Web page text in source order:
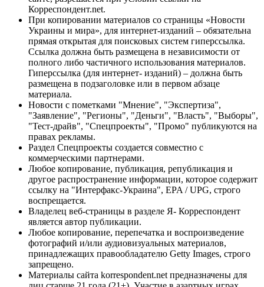
Корреспондент.net.
При копировании материалов со страницы «Новости
Украины и мира», для интернет-изданий – обязательна
прямая открытая для поисковых систем гиперссылка.
Ссылка должна быть размещена в независимости от
полного либо частичного использования материалов.
Гиперссылка (для интернет- изданий) – должна быть
размещена в подзаголовке или в первом абзаце
материала.
Новости с пометками "Мнение", "Экспертиза",
"Заявление", "Регионы", "Деньги", "Власть", "Выборы",
"Тест-драйв", "Спецпроекты", "Промо" публикуются на
правах рекламы.
Раздел Спецпроекты создается совместно с
коммерческими партнерами.
Любое копирование, публикация, републикация и
другое распространение информации, которое содержит
ссылку на "Интерфакс-Украина", EPA / UPG, строго
воспрещается.
Владелец веб-страницы в разделе Я- Корреспондент
является автор публикации.
Любое копирование, перепечатка и воспроизведение
фотографий и/или аудиовизуальных материалов,
принадлежащих правообладателю Getty Images, строго
запрещено.
Материалы сайта korrespondent.net предназначены для